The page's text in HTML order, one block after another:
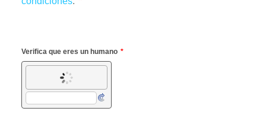
Verifica que eres un humano *